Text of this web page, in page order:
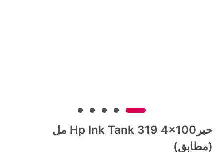
حبرHp Ink Tank 319 4x100 مل
(مطابق)